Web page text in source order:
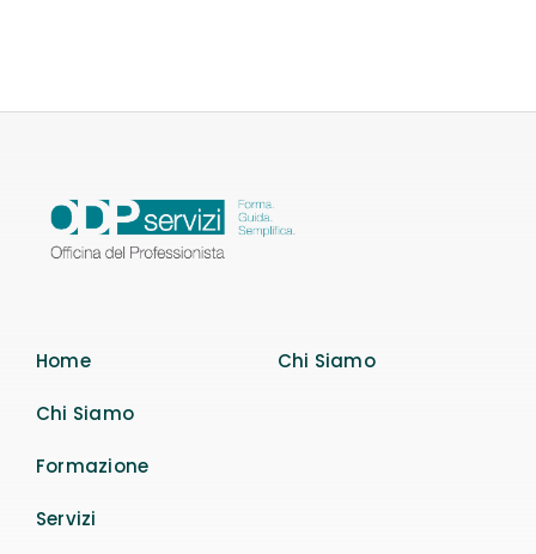
84,18 €
Home
Chi Siamo
Formazione
Servizi
Chi Siamo